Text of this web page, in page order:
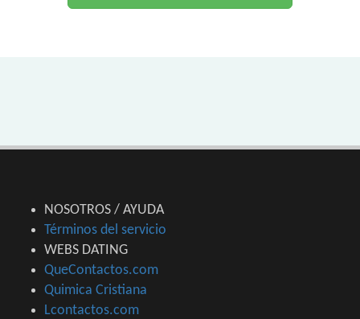
NOSOTROS / AYUDA
Términos del servicio
WEBS DATING
QueContactos.com
Quimica Cristiana
Lcontactos.com